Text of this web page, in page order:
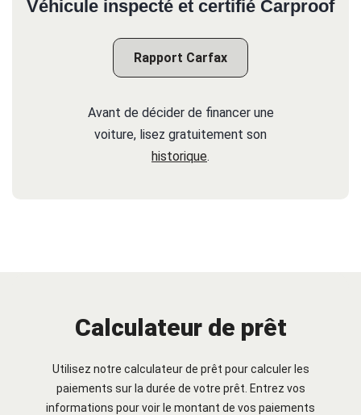
Véhicule inspecté et certifié Carproof
Rapport Carfax
Avant de décider de financer une
voiture, lisez gratuitement son
historique.
Calculateur de prêt
Utilisez notre calculateur de prêt pour calculer les
paiements sur la durée de votre prêt. Entrez vos
informations pour voir le montant de vos paiements